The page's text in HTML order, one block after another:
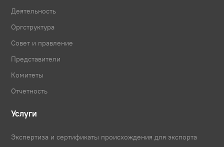
Деятельность
Оргструктура
Совет и правление
Представители
Комитеты
Отчетность
Услуги
Экспертиза и сертификаты происхождения для экспорта